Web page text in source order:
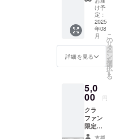
ル便 ）
・3枚
セット
のう
ち、1枚
にメッ
セージ
す。
スト
カード
（出展
作品の
元に
なった
動物写
真、ば
ル・ワ
オキツ
ネザ
ル）3枚
・10 ×
14.8 cm
・半光
け予
定：
2025
年08
月
詳細を見る
こ
の
リ
タ
ー
ン
を
選
択
す
る
5,0
00 円
クラ
ファン
限定・
出展作